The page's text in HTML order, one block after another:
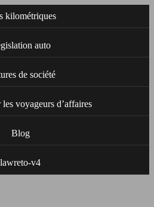
kilométriques
auto
de société
voyageurs d’affaires
Blog
lawreto-v4